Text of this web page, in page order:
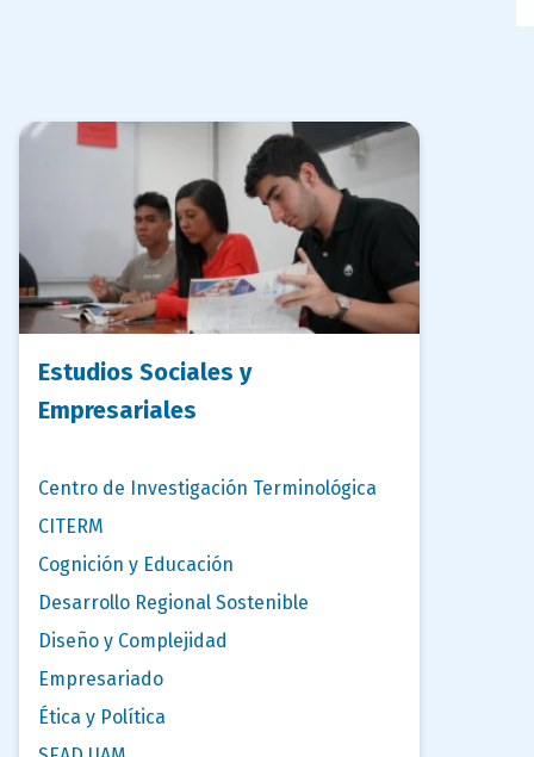
Estudios Sociales y
Empresariales
Centro de Investigación Terminológica
CITERM
Cognición y Educación
Desarrollo Regional Sostenible
Diseño y Complejidad
Empresariado
Ética y Política